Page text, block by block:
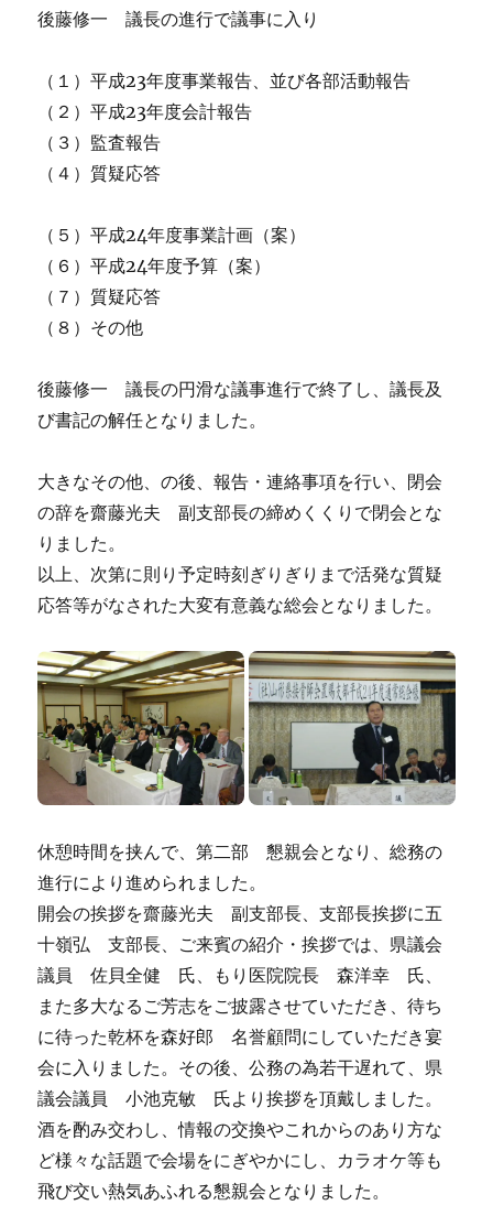
後藤修一 議長の進行で議事に入り
（１）平成23年度事業報告、並び各部活動報告
（２）平成23年度会計報告
（３）監査報告
（４）質疑応答
（５）平成24年度事業計画（案）
（６）平成24年度予算（案）
（７）質疑応答
（８）その他
後藤修一 議長の円滑な議事進行で終了し、議長及
び書記の解任となりました。
大きなその他、の後、報告・連絡事項を行い、閉会
の辞を齋藤光夫 副支部長の締めくくりで閉会とな
りました。
以上、次第に則り予定時刻ぎりぎりまで活発な質疑
応答等がなされた大変有意義な総会となりました。
休憩時間を挟んで、第二部 懇親会となり、総務の
進行により進められました。
開会の挨拶を齋藤光夫 副支部長、支部長挨拶に五
十嶺弘 支部長、ご来賓の紹介・挨拶では、県議会
議員 佐貝全健 氏、もり医院院長 森洋幸 氏、
また多大なるご芳志をご披露させていただき、待ち
に待った乾杯を森好郎 名誉顧問にしていただき宴
会に入りました。その後、公務の為若干遅れて、県
議会議員 小池克敏 氏より挨拶を頂戴しました。
酒を酌み交わし、情報の交換やこれからのあり方な
ど様々な話題で会場をにぎやかにし、カラオケ等も
飛び交い熱気あふれる懇親会となりました。